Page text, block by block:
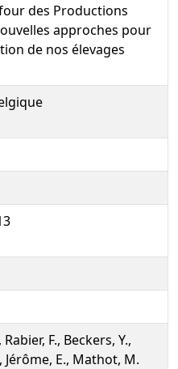
des Productions
approches pour
de nos élevages
F., Beckers, Y.,
Jérôme, E., Mathot, M.